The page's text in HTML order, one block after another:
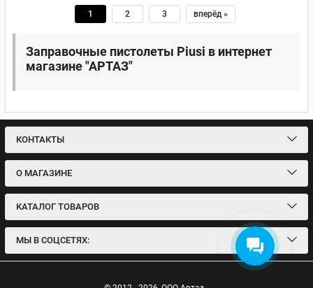
1 2 3 вперёд »
Заправочные пистолеты Piusi в интернет
магазине "АРТАЗ"
КОНТАКТЫ
О МАГАЗИНЕ
КАТАЛОГ ТОВАРОВ
МЫ В СОЦСЕТЯХ: